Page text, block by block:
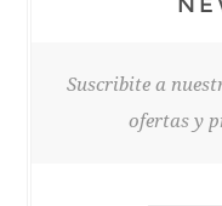
Suscribite a
ofertas y